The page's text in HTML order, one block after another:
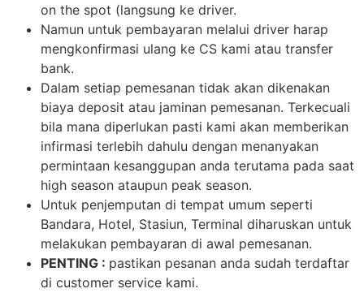
on the spot (langsung ke driver.
Namun untuk pembayaran melalui driver harap
mengkonfirmasi ulang ke CS kami atau transfer
bank.
Dalam setiap pemesanan tidak akan dikenakan
biaya deposit atau jaminan pemesanan. Terkecuali
bila mana diperlukan pasti kami akan memberikan
infirmasi terlebih dahulu dengan menanyakan
permintaan kesanggupan anda terutama pada saat
high season ataupun peak season.
Untuk penjemputan di tempat umum seperti
Bandara, Hotel, Stasiun, Terminal diharuskan untuk
melakukan pembayaran di awal pemesanan.
PENTING : pastikan pesanan anda sudah terdaftar
di customer service kami.